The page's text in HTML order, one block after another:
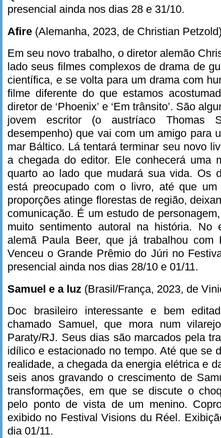
presencial ainda nos dias 28 e 31/10.
Afire (Alemanha, 2023, de Christian
Em seu novo trabalho, o diretor alemão
lado seus filmes complexos de drama de
científica, e se volta para um drama com
filme diferente do que estamos
diretor de ‘Phoenix’ e ‘Em trânsito’. São
jovem escritor (o austríaco Thomas
desempenho) que vai com um amigo para
mar Báltico. Lá tentará terminar seu novo
a chegada do editor. Ele conhecerá uma
quarto ao lado que mudará sua vida. Os
está preocupado com o livro, até que um
proporções atinge florestas de região,
comunicação. É um estudo de
muito sentimento autoral na história. No
alemã Paula Beer, que já trabalhou com
Venceu o Grande Prêmio do Júri no
presencial ainda nos dias 28/10 e 01/11.
Samuel e a luz (Brasil/França, 2023, de
Doc brasileiro interessante e bem
chamado Samuel, que mora num
Paraty/RJ. Seus dias são marcados pela
idílico e estacionado no tempo. Até que se
realidade, a chegada da energia elétrica e
seis anos gravando o crescimento de
transformações, em que se discute o
pelo ponto de vista de um menino.
exibido no Festival Visions du Réel.
dia 01/11.